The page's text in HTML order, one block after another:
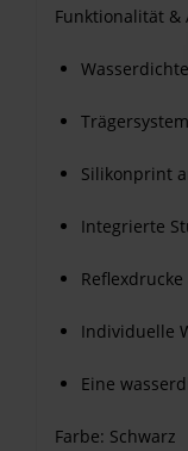
Funktionalität &
Silikonprint
Integrierte
Reflexdrucke
Individuelle
Eine
Farbe: Schwarz